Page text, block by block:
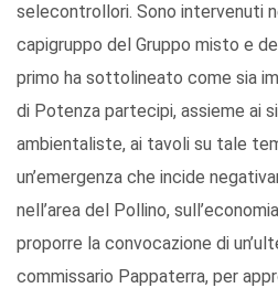
selecontrollori. Sono intervenuti
capigruppo del Gruppo misto e
primo ha sottolineato come sia
di Potenza partecipi, assieme ai
ambientaliste, ai tavoli su tale
un’emergenza che incide
nell’area del Pollino,
proporre la convocazione di
commissario Pappaterra, per